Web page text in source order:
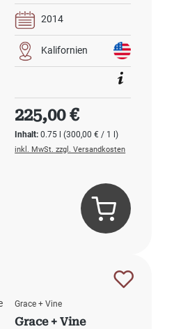
2014
Kalifornien
Inhalt:0.75 l(300,00 € / 1 l)
Regulärer Preis:
225,00 €
inkl. MwSt. zzgl. Versandkosten
Grace + Vine
Grace + Vine